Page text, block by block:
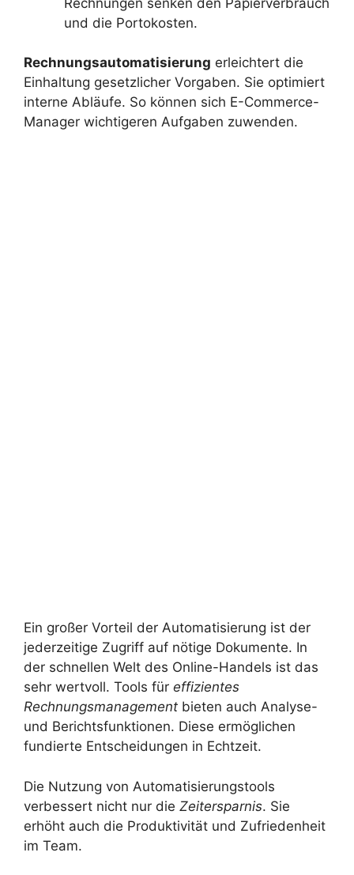
und die Portokosten.
Rechnungsautomatisierung erleichtert die
Einhaltung gesetzlicher Vorgaben. Sie optimiert
interne Abläufe. So können sich E-Commerce-
Manager wichtigeren Aufgaben zuwenden.
Ein großer Vorteil der Automatisierung ist der
jederzeitige Zugriff auf nötige Dokumente. In
der schnellen Welt des Online-Handels ist das
sehr wertvoll. Tools für effizientes
Rechnungsmanagement bieten auch Analyse-
und Berichtsfunktionen. Diese ermöglichen
fundierte Entscheidungen in Echtzeit.
Die Nutzung von Automatisierungstools
verbessert nicht nur die Zeitersparnis. Sie
erhöht auch die Produktivität und Zufriedenheit
im Team.